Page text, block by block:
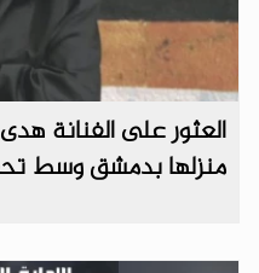
العثور على الفنانة
منزلها بدمشق وسط